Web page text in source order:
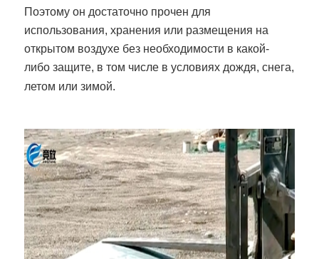
Поэтому он достаточно прочен для
использования, хранения или размещения на
открытом воздухе без необходимости в какой-
либо защите, в том числе в условиях дождя, снега,
летом или зимой.